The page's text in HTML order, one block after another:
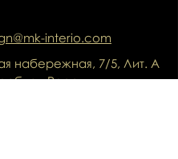
interio.com
набережная, 7/5, Лит. А
Россия